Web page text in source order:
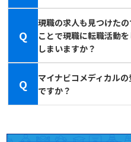
Q
現職の求人も見つけた
ことで現職に転職活動
しまいますか？
Q
マイナビコメディカル
ですか？